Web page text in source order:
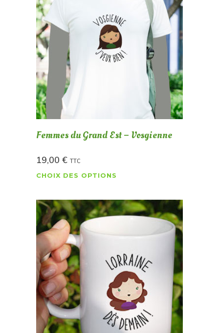
Femmes du Grand Est – Vosgienne
19,00 € TTC
CHOIX DES OPTIONS